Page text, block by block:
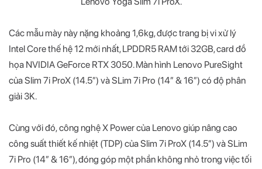
Các mẫu mày này nặng khoảng 1,6kg, được trang bị vi xử lý
Intel Core thế hệ 12 mới nhất, LPDDR5 RAM tới 32GB, card đồ
họa NVIDIA GeForce RTX 3050. Màn hình Lenovo PureSight
của Slim 7i ProX (14.5”) và SLim 7i Pro (14” & 16”) có độ phân
giải 3K.
Cùng với đó, công nghệ X Power của Lenovo giúp nâng cao
công suất thiết kế nhiệt (TDP) của Slim 7i ProX (14.5”) và SLim
7i Pro (14” & 16”), đóng góp một phần không nhỏ trong việc tối